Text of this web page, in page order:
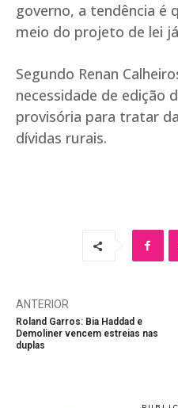
governo, a tendência é
meio do projeto de lei
Segundo Renan
necessidade de edição
provisória para tratar
dívidas rurais.
ANTERIOR
Roland Garros: Bia Haddad e
Demoliner vencem estreias nas
duplas